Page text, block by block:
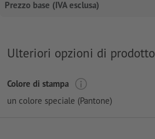
Prezzo base (IVA esclusa)
Ulteriori opzioni di prodotto
Colore di stampa
un colore speciale (Pantone)